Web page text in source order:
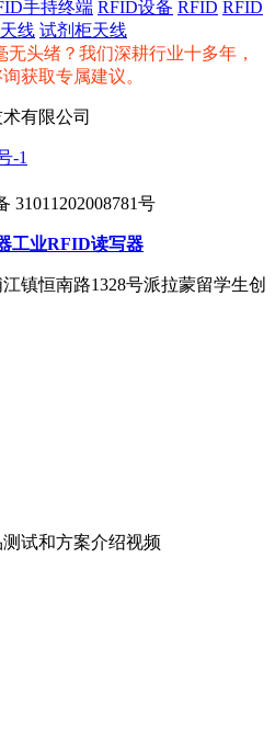
手持终端 RFID设备 RFID RFID
线 试剂柜天线
头绪？我们深耕行业十多年，
获取专属建议。
有限公司
-1
31011202008781号
工业RFID读写器
镇恒南路1328号派拉蒙留学生创
试和方案介绍视频